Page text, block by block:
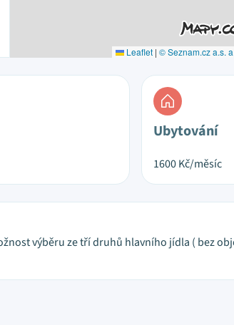
Leaflet | © Seznam.cz a.s.
Ubytování
1600Kč/měsíc
výběru ze tří druhů hlavního jídla ( bez